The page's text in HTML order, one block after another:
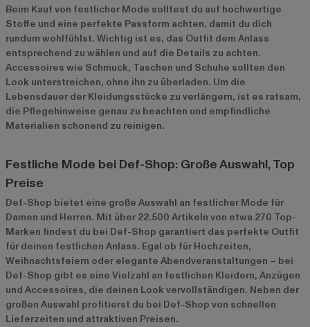
Beim Kauf von festlicher Mode solltest du auf hochwertige
Stoffe und eine perfekte Passform achten, damit du dich
rundum wohlfühlst. Wichtig ist es, das Outfit dem Anlass
entsprechend zu wählen und auf die Details zu achten.
Accessoires wie Schmuck, Taschen und Schuhe sollten den
Look unterstreichen, ohne ihn zu überladen. Um die
Lebensdauer der Kleidungsstücke zu verlängern, ist es ratsam,
die Pflegehinweise genau zu beachten und empfindliche
Materialien schonend zu reinigen.
Festliche Mode bei Def-Shop: Große Auswahl, Top
Preise
Def-Shop bietet eine große Auswahl an festlicher Mode für
Damen und Herren. Mit über 22.500 Artikeln von etwa 270 Top-
Marken findest du bei Def-Shop garantiert das perfekte Outfit
für deinen festlichen Anlass. Egal ob für Hochzeiten,
Weihnachtsfeiern oder elegante Abendveranstaltungen – bei
Def-Shop gibt es eine Vielzahl an festlichen Kleidern, Anzügen
und Accessoires, die deinen Look vervollständigen. Neben der
großen Auswahl profitierst du bei Def-Shop von schnellen
Lieferzeiten und attraktiven Preisen.